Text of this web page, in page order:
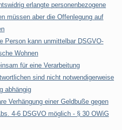
erlangte personenbezogene
müssen aber die Offenlegung auf
Person kann unmittelbar DSGVO-
Wohnen
für eine Verarbeitung
sind nicht notwendigerweise
abhängig
Verhängung einer Geldbuße gegen
4-6 DSGVO möglich - § 30 OWiG